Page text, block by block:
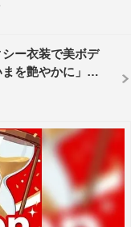
ー衣装で美ボデ
を艶やかに」誌